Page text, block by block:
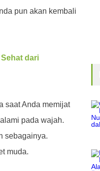
pun akan kembali
dari
saat Anda memijat
pada wajah.
sebagainya.
muda.